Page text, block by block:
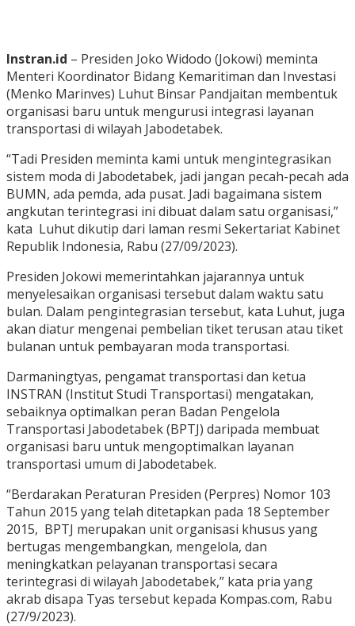
Instran.id – Presiden Joko Widodo (Jokowi) meminta
Menteri Koordinator Bidang Kemaritiman dan Investasi
(Menko Marinves) Luhut Binsar Pandjaitan membentuk
organisasi baru untuk mengurusi integrasi layanan
transportasi di wilayah Jabodetabek.
“Tadi Presiden meminta kami untuk mengintegrasikan
sistem moda di Jabodetabek, jadi jangan pecah-pecah ada
BUMN, ada pemda, ada pusat. Jadi bagaimana sistem
angkutan terintegrasi ini dibuat dalam satu organisasi,”
kata Luhut dikutip dari laman resmi Sekertariat Kabinet
Republik Indonesia, Rabu (27/09/2023).
Presiden Jokowi memerintahkan jajarannya untuk
menyelesaikan organisasi tersebut dalam waktu satu
bulan. Dalam pengintegrasian tersebut, kata Luhut, juga
akan diatur mengenai pembelian tiket terusan atau tiket
bulanan untuk pembayaran moda transportasi.
Darmaningtyas, pengamat transportasi dan ketua
INSTRAN (Institut Studi Transportasi) mengatakan,
sebaiknya optimalkan peran Badan Pengelola
Transportasi Jabodetabek (BPTJ) daripada membuat
organisasi baru untuk mengoptimalkan layanan
transportasi umum di Jabodetabek.
“Berdarakan Peraturan Presiden (Perpres) Nomor 103
Tahun 2015 yang telah ditetapkan pada 18 September
2015, BPTJ merupakan unit organisasi khusus yang
bertugas mengembangkan, mengelola, dan
meningkatkan pelayanan transportasi secara
terintegrasi di wilayah Jabodetabek,” kata pria yang
akrab disapa Tyas tersebut kepada Kompas.com, Rabu
(27/9/2023).